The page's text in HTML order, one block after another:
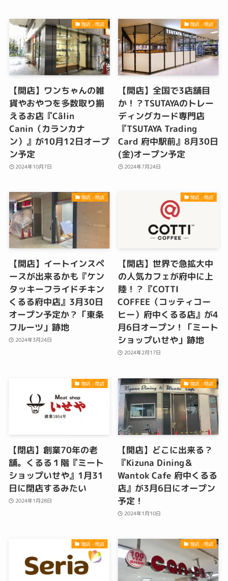
開店・閉店
【開店】ワンちゃんの雑
貨やおやつを多数取り揃
えるお店『Câlin
Canin（カランカナ
ン）』が10月12日オープ
ン予定
2024年10月7日
開店・閉店
【開店】全国で3店舗目
か！？TSUTAYAのトレー
ディングカード専門店
『TSUTAYA Trading
Card 府中駅前』8月30日
(金)オープン予定
2024年7月24日
開店・閉店
【開店】イートインスペ
ースが出来るかも『ケン
タッキーフライドチキン
くるる府中店』3月30日
オープン予定か？「東条
フルーツ」跡地
2024年3月24日
開店・閉店
【開店】世界で急拡大中
の人気カフェが府中に上
陸！？『COTTI
COFFEE（コッティコー
ヒー）府中くるる店』が4
月6日オープン！「ミート
ショップいせや」跡地
2024年2月17日
開店・閉店
【閉店】創業70年の老
舗。くるる１階『ミート
ショップいせや』1月31
日に閉店するみたい
2024年1月28日
開店・閉店
【開店】どこに出来る？
『Kizuna Dining＆
Wantok Cafe 府中くるる
店』が3月6日にオープン
予定！
2024年1月10日
開店・閉店 開店・閉店